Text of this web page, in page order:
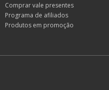
Comprar vale presentes
Programa de afiliados
Produtos em promoção